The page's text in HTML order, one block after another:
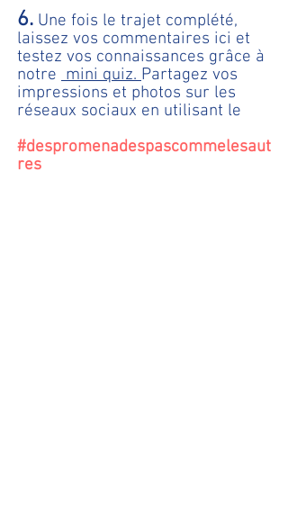
6. Une fois le trajet complété,
laissez vos commentaires ici et
testez vos connaissances grâce à
notre mini quiz.Partagez vos
impressions et photos sur les
réseaux sociaux en utilisant le
#despromenadespascommelesaut
res